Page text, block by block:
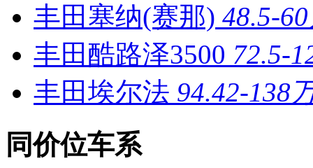
丰田塞纳(赛那) 48.5-
丰田酷路泽3500 72.5-
丰田埃尔法 94.42-138
同价位车系